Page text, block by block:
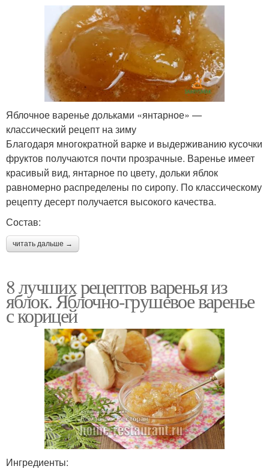
Яблочное варенье дольками «янтарное» —
классический рецепт на зиму
Благодаря многократной варке и выдерживанию кусочки
фруктов получаются почти прозрачные. Варенье имеет
красивый вид, янтарное по цвету, дольки яблок
равномерно распределены по сиропу. По классическому
рецепту десерт получается высокого качества.
Состав:
читать дальше →
8 лучших рецептов варенья из
яблок. Яблочно-грушевое варенье
с корицей
Ингредиенты: